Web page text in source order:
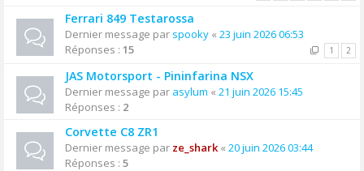
Ferrari 849 Testarossa
Dernier message par spooky « 23 juin 2026 06:53
Réponses : 15 1 2
JAS Motorsport - Pininfarina NSX
Dernier message par asylum « 21 juin 2026 15:45
Réponses : 2
Corvette C8 ZR1
Dernier message par ze_shark« 20 juin 2026 03:44
Réponses : 5